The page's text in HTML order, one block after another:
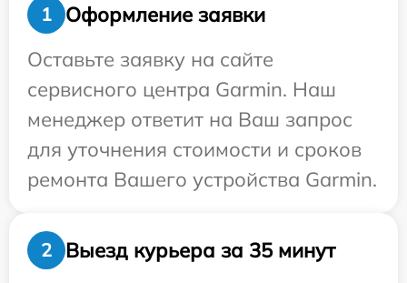
1
Оформление заявки
Оставьте заявку на сайте
сервисного центра Garmin. Наш
менеджер ответит на Ваш запрос
для уточнения стоимости и сроков
ремонта Вашего устройства Garmin.
2
Выезд курьера за 35 минут